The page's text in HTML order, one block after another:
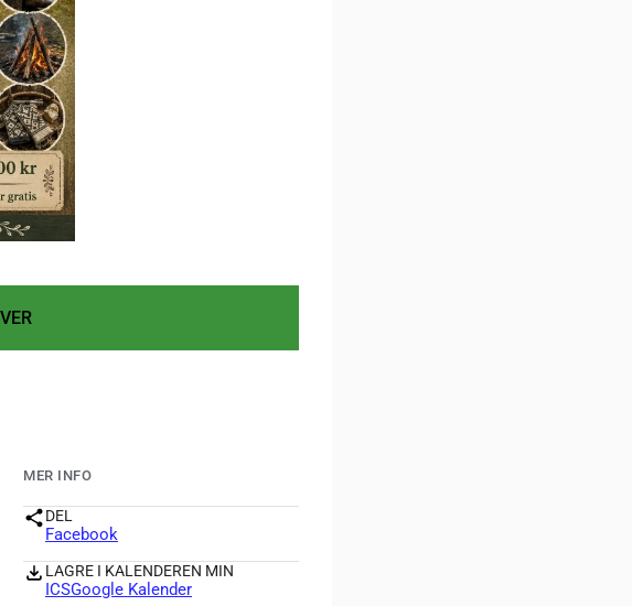
MER INFO
DEL
Facebook
LAGRE I KALENDEREN MIN
ICSGoogle Kalender